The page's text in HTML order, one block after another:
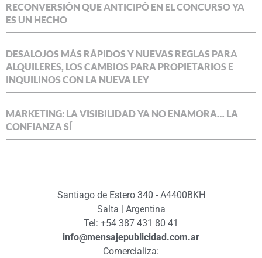
RECONVERSIÓN QUE ANTICIPÓ EN EL CONCURSO YA
ES UN HECHO
DESALOJOS MÁS RÁPIDOS Y NUEVAS REGLAS PARA
ALQUILERES, LOS CAMBIOS PARA PROPIETARIOS E
INQUILINOS CON LA NUEVA LEY
MARKETING: LA VISIBILIDAD YA NO ENAMORA… LA
CONFIANZA SÍ
Santiago de Estero 340 - A4400BKH
Salta | Argentina
Tel: +54 387 431 80 41
info@mensajepublicidad.com.ar
Comercializa: